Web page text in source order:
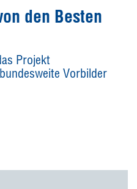
den Besten
Projekt
Vorbilder